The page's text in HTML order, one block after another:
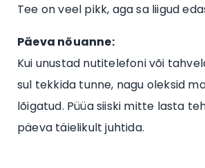
Tee on veel pikk, aga sa liigud
Päeva nõuanne:
Kui unustad nutitelefoni või
sul tekkida tunne, nagu oleksid
lõigatud. Püüa siiski mitte lasta
päeva täielikult juhtida.